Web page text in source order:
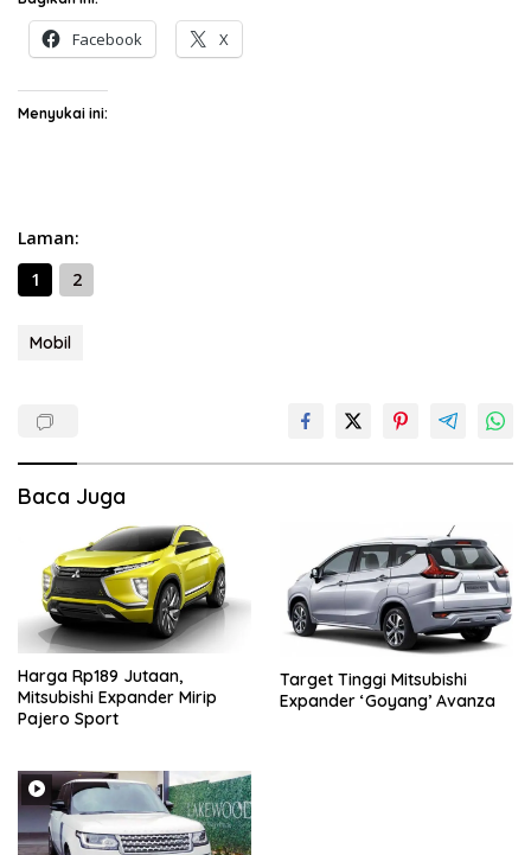
Facebook X
Menyukai ini:
Laman:
1
2
Mobil
Baca Juga
Harga Rp189 Jutaan,
Mitsubishi Expander Mirip
Pajero Sport
Target Tinggi Mitsubishi
Expander ‘Goyang’ Avanza